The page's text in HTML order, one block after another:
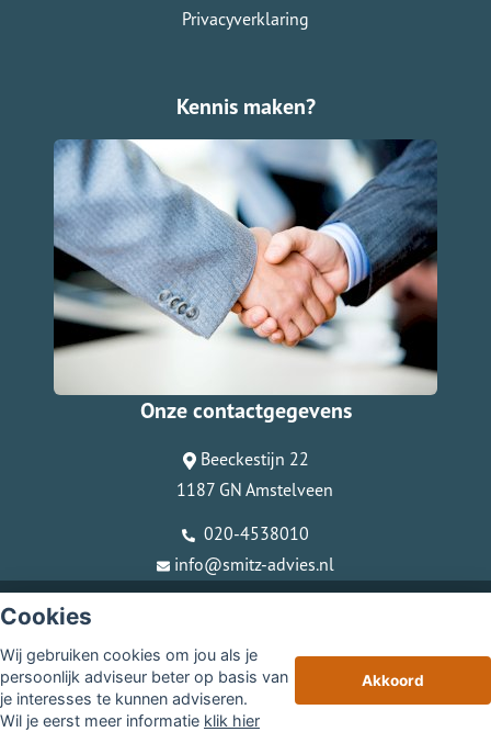
Cookies
Wij gebruiken cookies om jou als je
persoonlijk adviseur beter op basis van
je interesses te kunnen adviseren.
Wil je eerst meer informatie klik hier
Akkoord
Privacyverklaring
Kennis maken?
Onze contactgegevens
Beeckestijn 22
1187 GN Amstelveen
020-4538010
info@smitz-advies.nl
Sitemap
Disclaimer